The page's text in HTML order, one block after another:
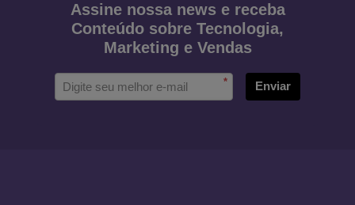
Assine nossa news e receba
Conteúdo sobre Tecnologia,
Marketing e Vendas
* Enviar